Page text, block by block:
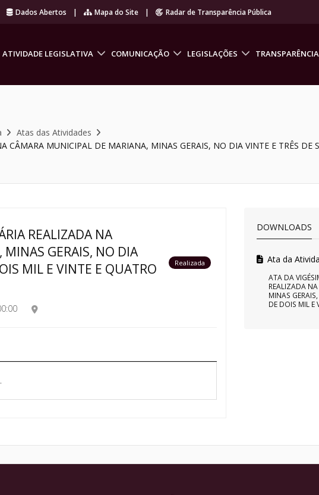
Dados Abertos | Mapa do Site | Radar de Transparência Pública
ATIVIDADE LEGISLATIVA COMUNICAÇÃO LEGISLAÇÕES TRANSPARÊNCIA
Atas das Atividades
CÂMARA MUNICIPAL DE MARIANA, MINAS GERAIS, NO DIA VINTE E TRÊS DE
REALIZADA NA
GERAIS, NO DIA
MIL E VINTE E QUATRO
Realizada
DOWNLOADS
Ata da
ATA DA
REALIZADA
MINAS
DE DOIS MIL